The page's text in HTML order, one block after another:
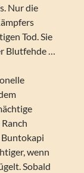
Nur die
Tod. Sie
Blutfehde …
wenn
Sobald